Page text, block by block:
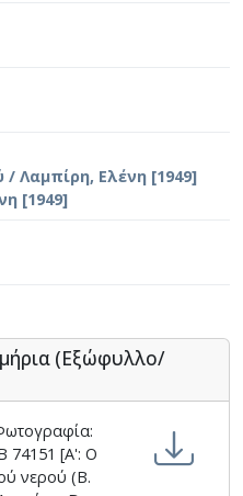
Λαμπίρη, Ελένη [1949]
[1949]
(Εξώφυλλο/
74151 [Α': Ο
νερού (Β.